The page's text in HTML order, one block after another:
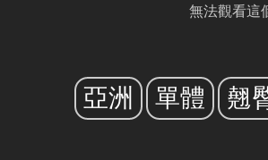
無法觀看這
亞洲 單體 翹